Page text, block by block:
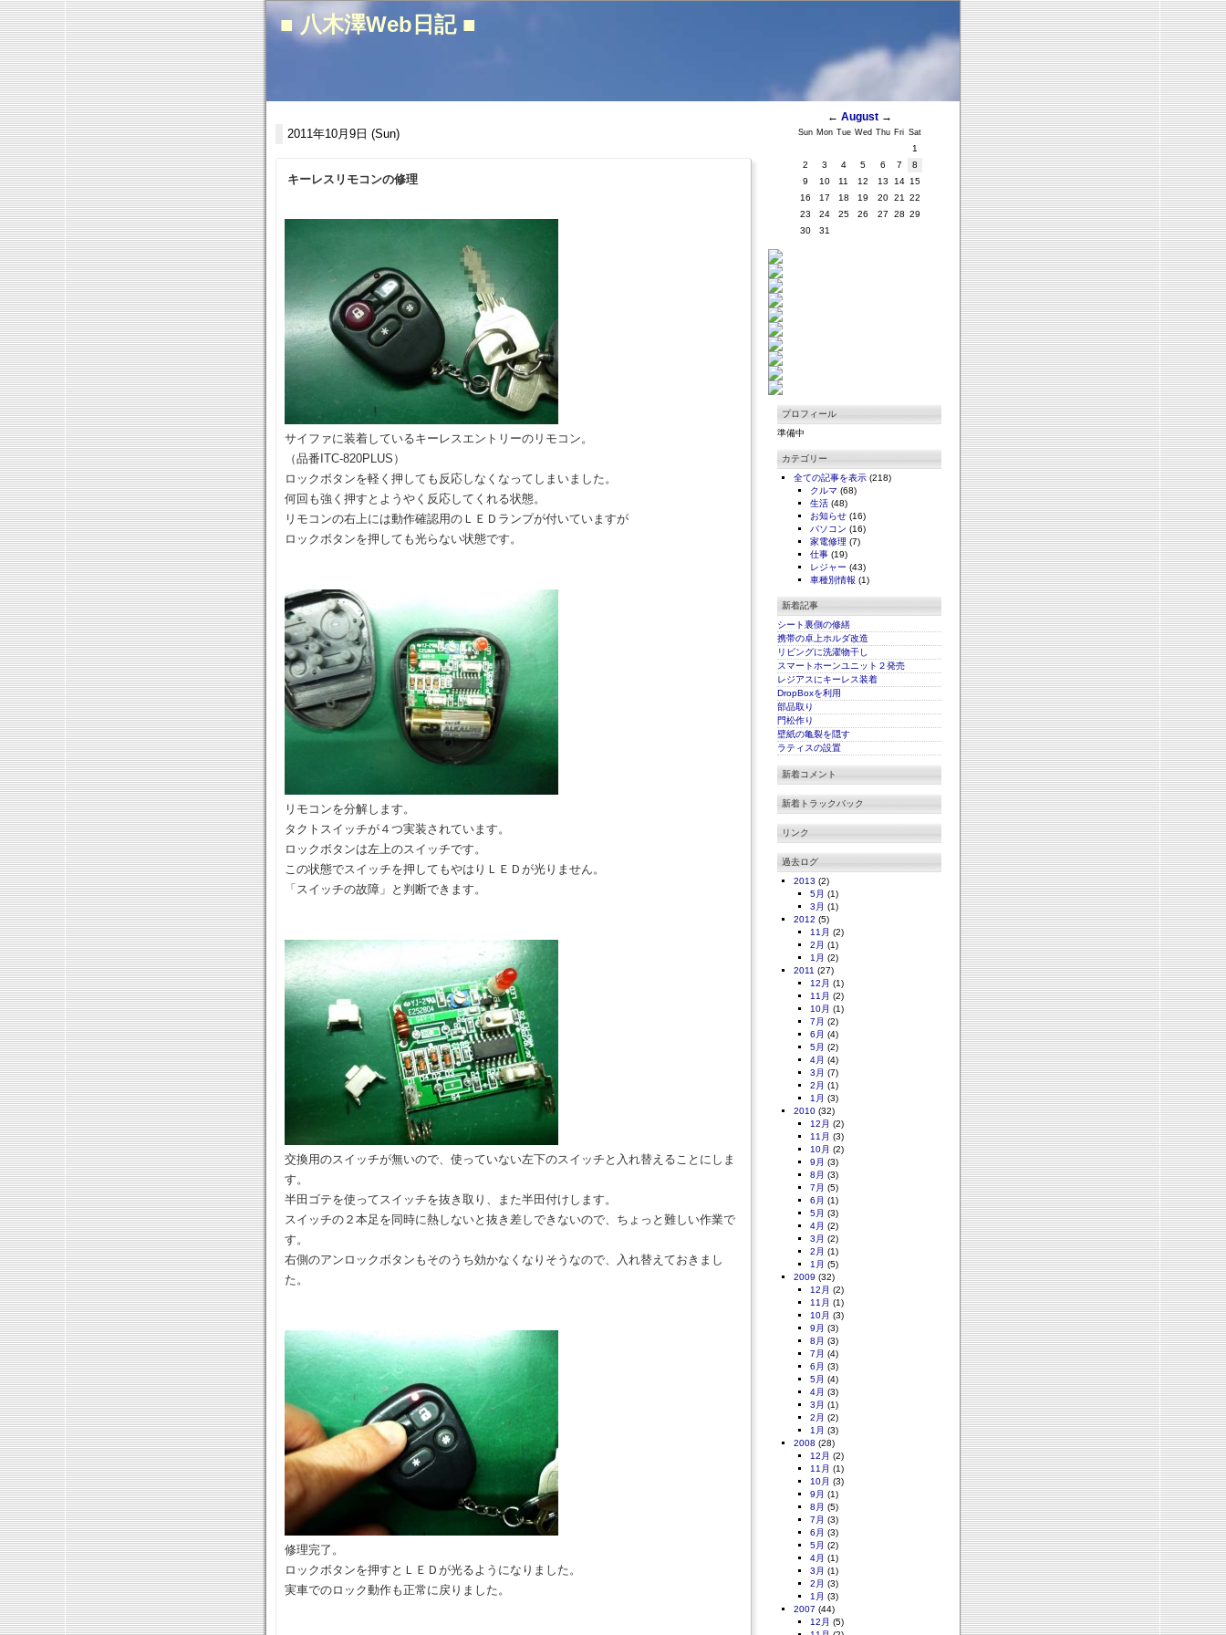
■ 八木澤Web日記 ■
2011年10月9日 (Sun)
キーレスリモコンの修理
サイファに装着しているキーレスエントリーのリモコン。
（品番ITC-820PLUS）
ロックボタンを軽く押しても反応しなくなってしまいました。
何回も強く押すとようやく反応してくれる状態。
リモコンの右上には動作確認用のＬＥＤランプが付いていますが
ロックボタンを押しても光らない状態です。
リモコンを分解します。
タクトスイッチが４つ実装されています。
ロックボタンは左上のスイッチです。
この状態でスイッチを押してもやはりＬＥＤが光りません。
「スイッチの故障」と判断できます。
交換用のスイッチが無いので、使っていない左下のスイッチと入れ替えることにしま
す。
半田ゴテを使ってスイッチを抜き取り、また半田付けします。
スイッチの２本足を同時に熱しないと抜き差しできないので、ちょっと難しい作業で
す。
右側のアンロックボタンもそのうち効かなくなりそうなので、入れ替えておきまし
た。
修理完了。
ロックボタンを押すとＬＥＤが光るようになりました。
実車でのロック動作も正常に戻りました。
← August→
Sun Mon Tue Wed Thu Fri Sat
1
2
3 4 5 6 7
8
9
10 11 12 13 14 15
16
17 18 19 20 21
22
23
24 25 26 27 28 29
30
31
プロフィール
準備中
カテゴリー
全ての記事を表示 (218)
クルマ (68)
生活 (48)
お知らせ (16)
パソコン (16)
家電修理 (7)
仕事 (19)
レジャー (43)
車種別情報 (1)
新着記事
シート裏側の修繕
携帯の卓上ホルダ改造
リビングに洗濯物干し
スマートホーンユニット２発売
レジアスにキーレス装着
DropBoxを利用
部品取り
門松作り
壁紙の亀裂を隠す
ラティスの設置
新着コメント
新着トラックバック
リンク
過去ログ
2013 (2)
5月 (1)
3月 (1)
2012 (5)
11月 (2)
2月 (1)
1月 (2)
2011 (27)
12月 (1)
11月 (2)
10月 (1)
7月 (2)
6月 (4)
5月 (2)
4月 (4)
3月 (7)
2月 (1)
1月 (3)
2010 (32)
12月 (2)
11月 (3)
10月 (2)
9月 (3)
8月 (3)
7月 (5)
6月 (1)
5月 (3)
4月 (2)
3月 (2)
2月 (1)
1月 (5)
2009 (32)
12月 (2)
11月 (1)
10月 (3)
9月 (3)
8月 (3)
7月 (4)
6月 (3)
5月 (4)
4月 (3)
3月 (1)
2月 (2)
1月 (3)
2008 (28)
12月 (2)
11月 (1)
10月 (3)
9月 (1)
8月 (5)
7月 (3)
6月 (3)
5月 (2)
4月 (1)
3月 (1)
2月 (3)
1月 (3)
2007 (44)
12月 (5)